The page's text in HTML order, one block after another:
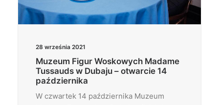
28 września 2021
Muzeum Figur Woskowych Madame
Tussauds w Dubaju – otwarcie 14
października
W czwartek 14 października Muzeum